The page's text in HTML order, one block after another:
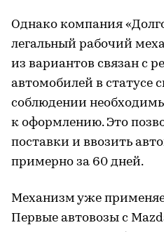
Однако компания
легальный рабочий
из вариантов связан с
автомобилей в статусе
соблюдении
к оформлению. Это
поставки и ввозить
примерно за 60 дней.
Механизм уже
Первые автовозы с